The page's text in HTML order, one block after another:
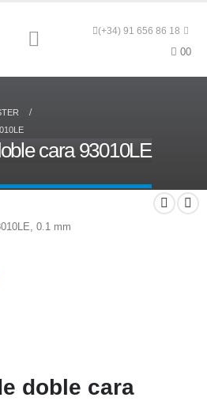
(+34) 91 656 86 18
00
cara 93010LE
doble cara